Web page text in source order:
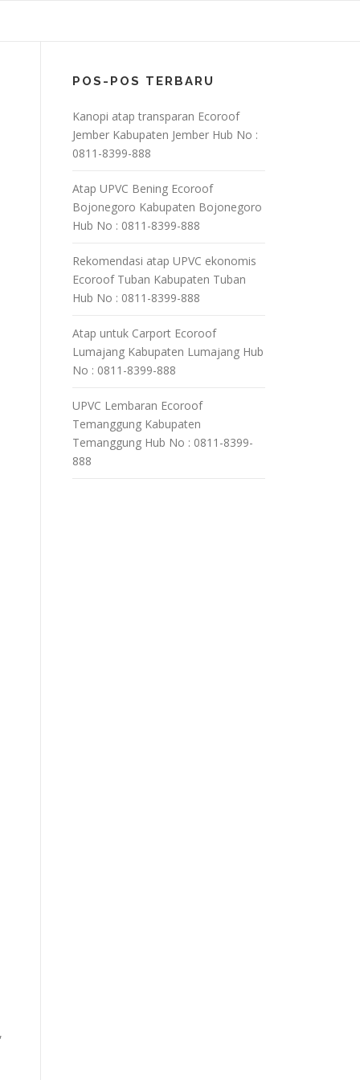
POS-POS TERBARU
Kanopi atap transparan Ecoroof
Jember Kabupaten Jember Hub No :
0811-8399-888
Atap UPVC Bening Ecoroof
Bojonegoro Kabupaten Bojonegoro
Hub No : 0811-8399-888
Rekomendasi atap UPVC ekonomis
Ecoroof Tuban Kabupaten Tuban
Hub No : 0811-8399-888
Atap untuk Carport Ecoroof
Lumajang Kabupaten Lumajang Hub
No : 0811-8399-888
UPVC Lembaran Ecoroof
Temanggung Kabupaten
Temanggung Hub No : 0811-8399-
888